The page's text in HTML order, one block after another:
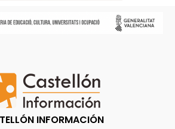
INFORMACIÓN